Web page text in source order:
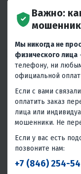
20
Бензиновый
460
Вариатор
НОВИНКА
5 25
МАЙНКРАФТ 192 PRO
139 900 ₽
5 830 ₽
Важно:
Мы никогда не
физического лица
телефону, ни
официальной
Если с вами
оплатить заказ
лица или
мошенники. Не
Если у вас есть
позвоните нам:
+7 (846) 254-